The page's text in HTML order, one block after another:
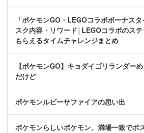
「ポケモンGO・LEGOコラボボーナス
スク内容・リワード│LEGOコラボのス
もらえるタイムチャレンジまとめ
【ポケモンGO】キョダイゴリランダー
だけど
ポケモンルビーサファイアの思い出
ポケモンらしいポケモン、満場一致でボ